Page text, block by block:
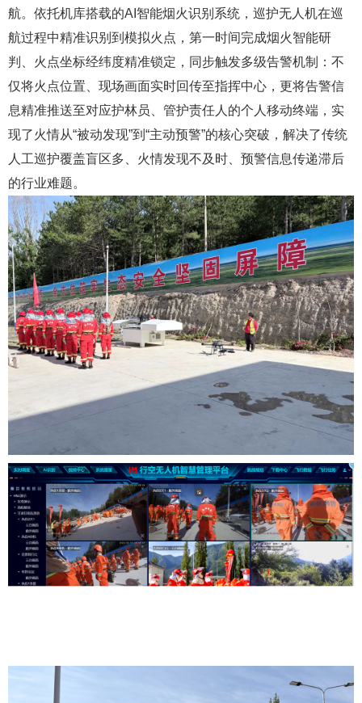
航。依托机库搭载的AI智能烟火识别系统，巡护无人机在巡
航过程中精准识别到模拟火点，第一时间完成烟火智能研
判、火点坐标经纬度精准锁定，同步触发多级告警机制：不
仅将火点位置、现场画面实时回传至指挥中心，更将告警信
息精准推送至对应护林员、管护责任人的个人移动终端，实
现了火情从“被动发现”到“主动预警”的核心突破，解决了传统
人工巡护覆盖盲区多、火情发现不及时、预警信息传递滞后
的行业难题。